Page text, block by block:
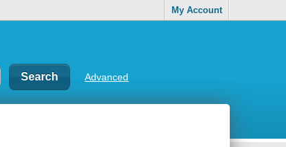
My Account
Advanced